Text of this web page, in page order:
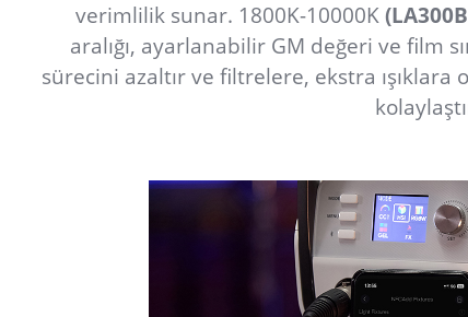
verimlilik sunar. 1800K-10000K
aralığı, ayarlanabilir GM değeri ve film
sürecini azaltır ve filtrelere, ekstra